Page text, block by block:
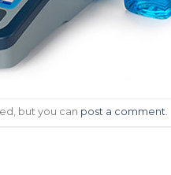
but you can post a comment